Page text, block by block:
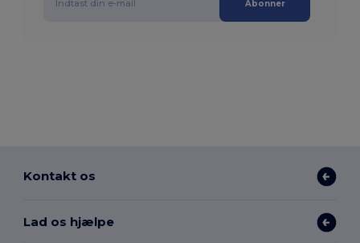
Abonner
Kontakt os
Lad os hjælpe